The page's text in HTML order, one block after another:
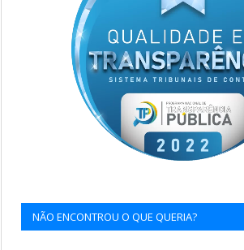
NÃO ENCONTROU O QUE QUERIA?